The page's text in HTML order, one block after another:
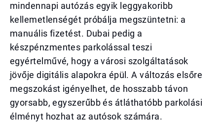
mindennapi autózás egyik leggyakoribb
kellemetlenségét próbálja megszüntetni: a
manuális fizetést. Dubai pedig a
készpénzmentes parkolással teszi
egyértelművé, hogy a városi szolgáltatások
jövője digitális alapokra épül. A változás elsőre
megszokást igényelhet, de hosszabb távon
gyorsabb, egyszerűbb és átláthatóbb parkolási
élményt hozhat az autósok számára.